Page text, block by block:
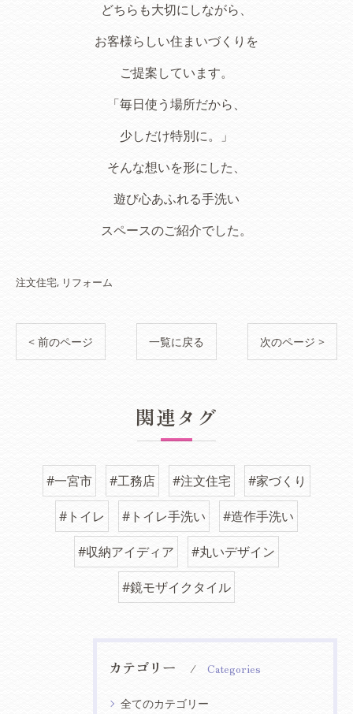
どちらも大切にしながら、
お客様らしい住まいづくりを
ご提案しています。
「毎日使う場所だから、
少しだけ特別に。」
そんな想いを形にした、
遊び心あふれる手洗い
スペースのご紹介でした。
注文住宅 リフォーム
< 前のページ 一覧に戻る 次のページ >
関連タグ
#一宮市 #工務店 #注文住宅 #家づくり
#トイレ #トイレ手洗い #造作手洗い
#収納アイディア #丸いデザイン
#鏡モザイクタイル
カテゴリー Categories
全てのカテゴリー